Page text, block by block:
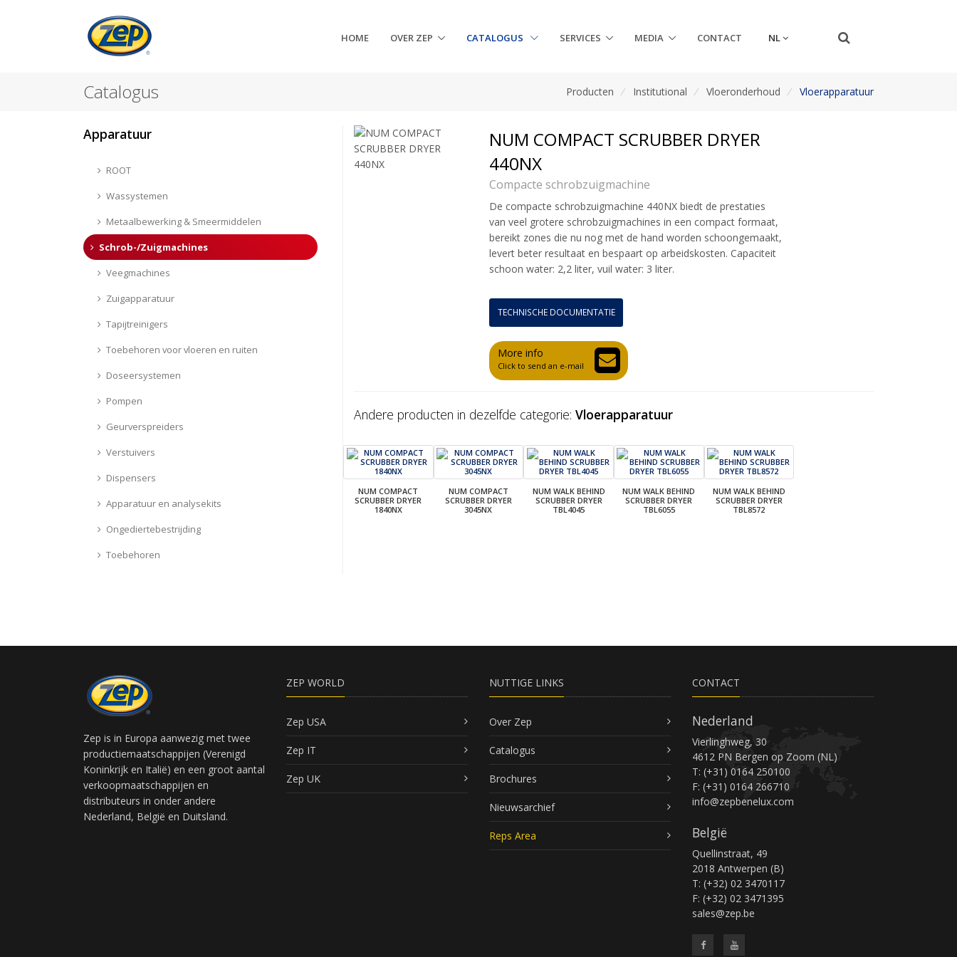
HOME OVER ZEP CATALOGUS SERVICES MEDIA CONTACT NL
Catalogus Producten / Institutional / Vloeronderhoud / Vloerapparatuur
NUM COMPACT SCRUBBER DRYER
440NX
Compacte schrobzuigmachine
De compacte schrobzuigmachine 440NX biedt de prestaties
van veel grotere schrobzuigmachines in een compact formaat,
bereikt zones die nu nog met de hand worden schoongemaakt,
levert beter resultaat en bespaart op arbeidskosten. Capaciteit
schoon water: 2,2 liter, vuil water: 3 liter.
TECHNISCHE DOCUMENTATIE
More info
Click to send an e-mail
Andere producten in dezelfde categorie: Vloerapparatuur
NUM COMPACT
SCRUBBER DRYER
1840NX
NUM COMPACT
SCRUBBER DRYER
3045NX
NUM WALK BEHIND
SCRUBBER DRYER
TBL4045
NUM WALK BEHIND
SCRUBBER DRYER
TBL6055
NUM WALK BEHIND
SCRUBBER DRYER
TBL8572
Apparatuur
ROOT
Wassystemen
Metaalbewerking & Smeermiddelen
Schrob-/Zuigmachines
Veegmachines
Zuigapparatuur
Tapijtreinigers
Toebehoren voor vloeren en ruiten
Doseersystemen
Pompen
Geurverspreiders
Verstuivers
Dispensers
Apparatuur en analysekits
Ongediertebestrijding
Toebehoren
Zep is in Europa aanwezig met twee
productiemaatschappijen (Verenigd
Koninkrijk en Italië) en een groot aantal
verkoopmaatschappijen en
distributeurs in onder andere
Nederland, België en Duitsland.
ZEP WORLD
Zep USA
Zep IT
Zep UK
NUTTIGE LINKS
Over Zep
Catalogus
Brochures
Nieuwsarchief
Reps Area
CONTACT
Nederland
Vierlinghweg, 30
4612 PN Bergen op Zoom (NL)
T: (+31) 0164 250100
F: (+31) 0164 266710
info@zepbenelux.com
België
Quellinstraat, 49
2018 Antwerpen (B)
T: (+32) 02 3470117
F: (+32) 02 3471395
sales@zep.be